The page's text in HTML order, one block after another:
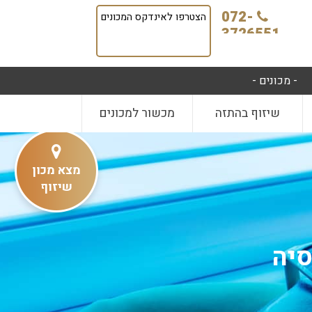
072-
3726551
הצטרפו לאינדקס המכונים
- מכונים -
שיזוף בהתזה מכשור למכונים
מצא מכון
שיזוף